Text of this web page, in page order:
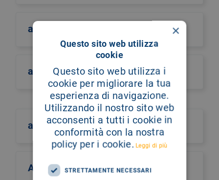
albero della vita
alberto castiglione
alberto culotta
Alberto Maria Romano
×
Questo sito web utilizza
cookie
Questo sito web utilizza i
cookie per migliorare la tua
esperienza di navigazione.
Utilizzando il nostro sito web
acconsenti a tutti i cookie in
conformità con la nostra
policy per i cookie. Leggi di più
STRETTAMENTE NECESSARI